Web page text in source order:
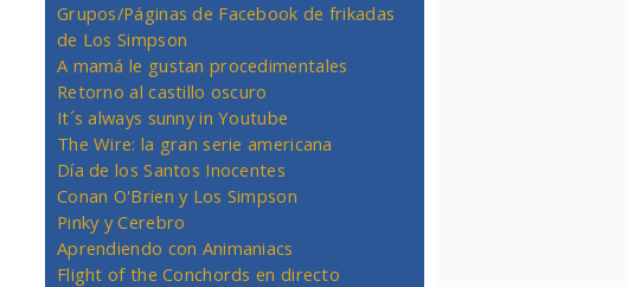
Grupos/Páginas de Facebook de frikadas
de Los Simpson
A mamá le gustan procedimentales
Retorno al castillo oscuro
It´s always sunny in Youtube
The Wire: la gran serie americana
Día de los Santos Inocentes
Conan O'Brien y Los Simpson
Pinky y Cerebro
Aprendiendo con Animaniacs
Flight of the Conchords en directo